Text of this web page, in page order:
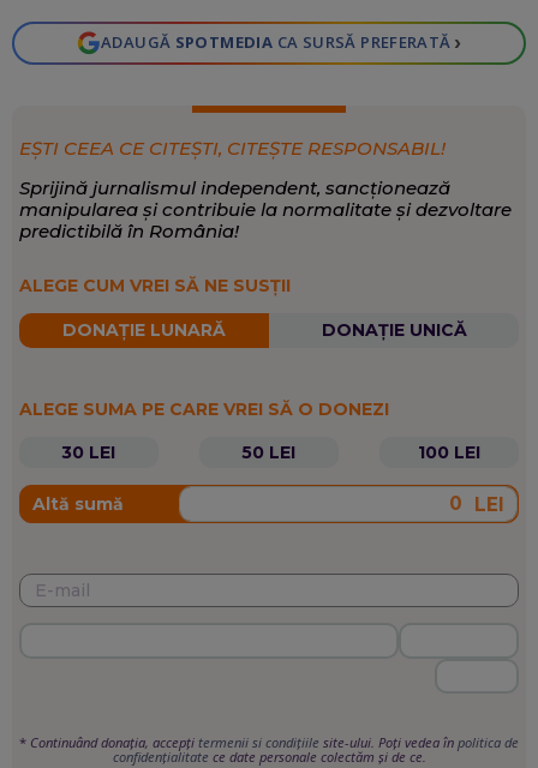
ADAUGĂ SPOTMEDIA CA SURSĂ PREFERATĂ ›
EȘTI CEEA CE CITEȘTI, CITEȘTE RESPONSABIL!
Sprijină jurnalismul independent, sancționează
manipularea și contribuie la normalitate și dezvoltare
predictibilă în România!
ALEGE CUM VREI SĂ NE SUSȚII
DONAȚIE LUNARĂ DONAȚIE UNICĂ
ALEGE SUMA PE CARE VREI SĂ O DONEZI
30 LEI
50 LEI 100 LEI
Altă sumă LEI
* Continuând donația, accepți termenii si condițiile site-ului. Poți vedea în politica de
confidențialitate ce date personale colectăm și de ce.